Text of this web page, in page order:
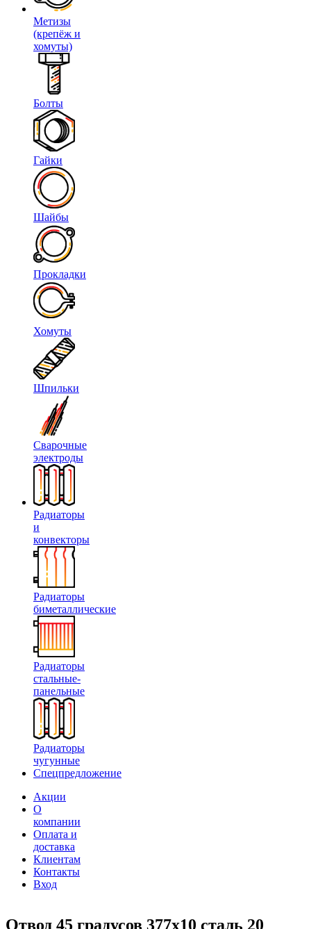
Метизы
(крепёж и
хомуты)
Болты
Гайки
Шайбы
Прокладки
Хомуты
Шпильки
Сварочные
электроды
Радиаторы
и
конвекторы
Радиаторы
биметаллические
Радиаторы
стальные-
панельные
Радиаторы
чугунные
Спецпредложение
Акции
О
компании
Оплата и
доставка
Клиентам
Контакты
Вход
Отвод 45 градусов 377х10 сталь 20